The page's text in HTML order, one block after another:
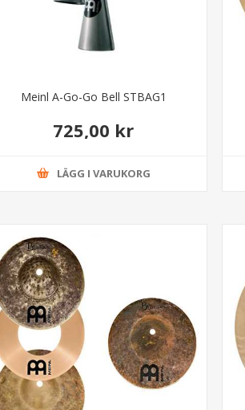
Meinl A-Go-Go Bell STBAG1
725,00 kr
LÄGG I VARUKORG